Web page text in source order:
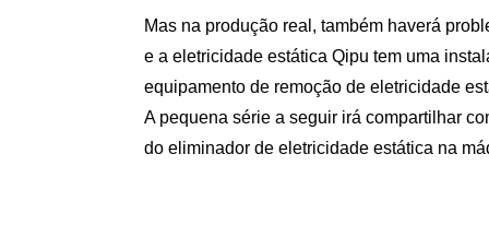
Mas na produção real, também haverá
e a eletricidade estática Qipu tem uma
equipamento de remoção de eletricidade
A pequena série a seguir irá compartilhar
do eliminador de eletricidade estática na